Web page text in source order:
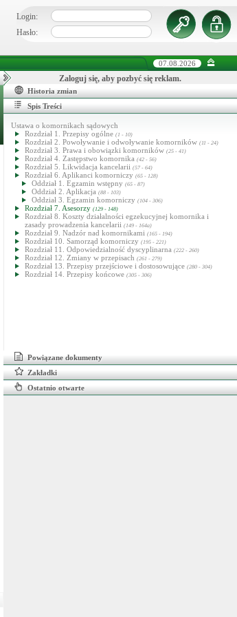
Login:
Hasło:
07.08.2026
Zaloguj się, aby pozbyć się reklam.
Historia zmian
Spis Treści
Ustawa o komornikach sądowych
Rozdział 1. Przepisy ogólne (1 - 10)
Rozdział 2. Powoływanie i odwoływanie komorników (11 - 24)
Rozdział 3. Prawa i obowiązki komorników (25 - 41)
Rozdział 4. Zastępstwo komornika (42 - 56)
Rozdział 5. Likwidacja kancelarii (57 - 64)
Rozdział 6. Aplikanci komorniczy (65 - 128)
Oddział 1. Egzamin wstępny (65 - 87)
Oddział 2. Aplikacja (88 - 103)
Oddział 3. Egzamin komorniczy (104 - 306)
Rozdział 7. Asesorzy (129 - 148)
Rozdział 8. Koszty działalności egzekucyjnej komornika i
zasady prowadzenia kancelarii (149 - 164a)
Rozdział 9. Nadzór nad komornikami (165 - 194)
Rozdział 10. Samorząd komorniczy (195 - 221)
Rozdział 11. Odpowiedzialność dyscyplinarna (222 - 260)
Rozdział 12. Zmiany w przepisach (261 - 279)
Rozdział 13. Przepisy przejściowe i dostosowujące (280 - 304)
Rozdział 14. Przepisy końcowe (305 - 306)
Powiązane dokumenty
Zakładki
Ostatnio otwarte